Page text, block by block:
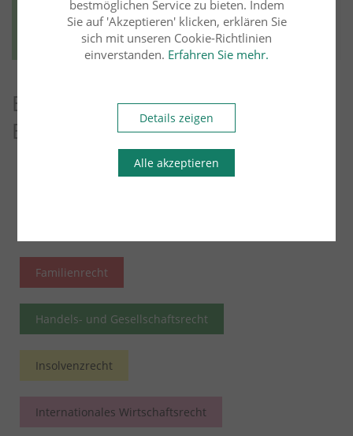
Weiter lesen Mehr aus diesem Rechtsgebiet lesen
Entdecken Sie weitere Blog-
Beiträge
Arbeitsrecht
Familienrecht
Handels- und Gesellschaftsrecht
Insolvenzrecht
Internationales Wirtschaftsrecht
bestmöglichen Service zu bieten. Indem
Sie auf 'Akzeptieren' klicken, erklären Sie
sich mit unseren Cookie-Richtlinien
einverstanden. Erfahren Sie mehr.
Details zeigen
Alle akzeptieren